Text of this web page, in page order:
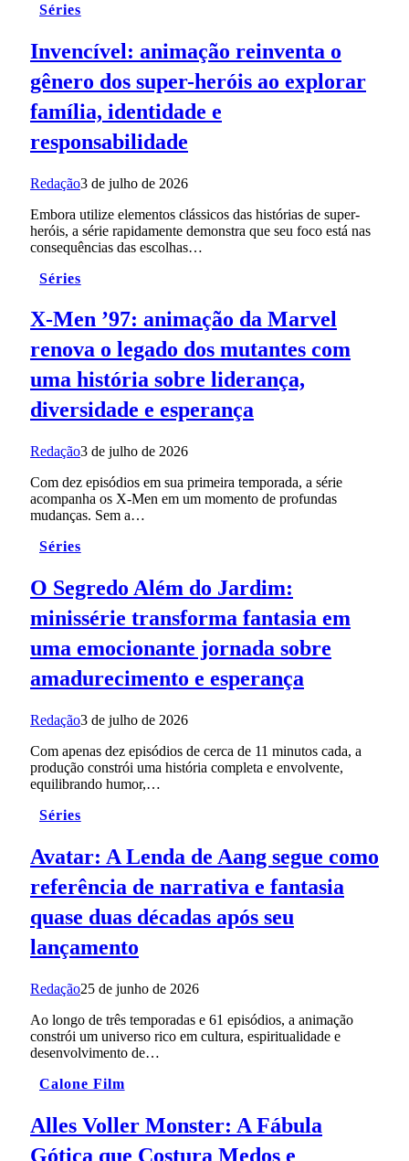
Séries
Invencível: animação reinventa o
gênero dos super-heróis ao explorar
família, identidade e
responsabilidade
Redação3 de julho de 2026
Embora utilize elementos clássicos das histórias de super-
heróis, a série rapidamente demonstra que seu foco está nas
consequências das escolhas…
Séries
X-Men ’97: animação da Marvel
renova o legado dos mutantes com
uma história sobre liderança,
diversidade e esperança
Redação3 de julho de 2026
Com dez episódios em sua primeira temporada, a série
acompanha os X-Men em um momento de profundas
mudanças. Sem a…
Séries
O Segredo Além do Jardim:
minissérie transforma fantasia em
uma emocionante jornada sobre
amadurecimento e esperança
Redação3 de julho de 2026
Com apenas dez episódios de cerca de 11 minutos cada, a
produção constrói uma história completa e envolvente,
equilibrando humor,…
Séries
Avatar: A Lenda de Aang segue como
referência de narrativa e fantasia
quase duas décadas após seu
lançamento
Redação25 de junho de 2026
Ao longo de três temporadas e 61 episódios, a animação
constrói um universo rico em cultura, espiritualidade e
desenvolvimento de…
Calone Film
Alles Voller Monster: A Fábula
Gótica que Costura Medos e